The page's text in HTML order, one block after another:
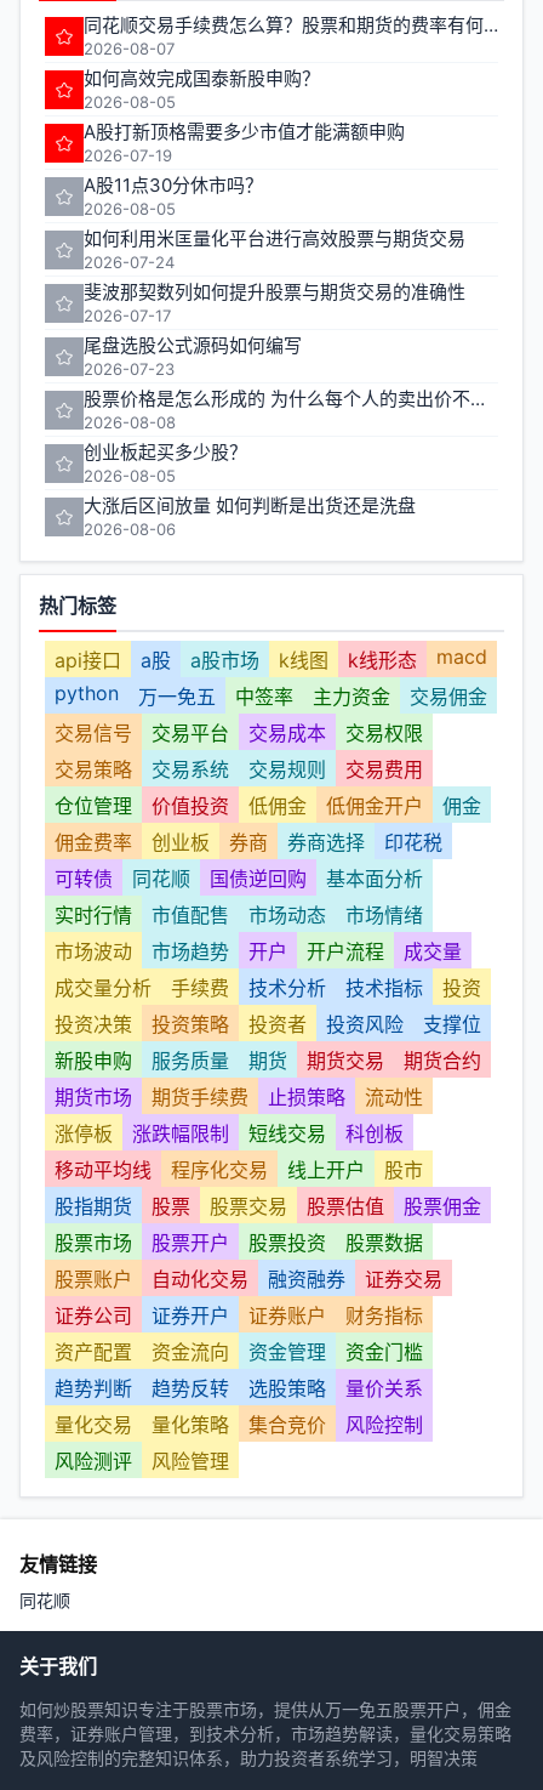
同花顺交易手续费怎么算？股票和期货的费率有何不同？
2026-08-07
如何高效完成国泰新股申购？
2026-08-05
A股打新顶格需要多少市值才能满额申购
2026-07-19
A股11点30分休市吗？
2026-08-05
如何利用米匡量化平台进行高效股票与期货交易
2026-07-24
斐波那契数列如何提升股票与期货交易的准确性
2026-07-17
尾盘选股公式源码如何编写
2026-07-23
股票价格是怎么形成的 为什么每个人的卖出价不一样
2026-08-08
创业板起买多少股？
2026-08-05
大涨后区间放量 如何判断是出货还是洗盘
2026-08-06
热门标签
api接口 a股 a股市场 k线图 k线形态
macd
python
万一免五 中签率 主力资金
交易佣金
交易信号
交易平台 交易成本
交易权限
交易策略
交易系统 交易规则
交易费用
仓位管理
价值投资 低佣金 低佣金开户
佣金
佣金费率
创业板 券商 券商选择
印花税
可转债
同花顺 国债逆回购
基本面分析
实时行情
市值配售 市场动态
市场情绪
市场波动
市场趋势 开户 开户流程
成交量
成交量分析
手续费 技术分析 技术指标
投资
投资决策
投资策略 投资者 投资风险
支撑位
新股申购
服务质量 期货 期货交易
期货合约
期货市场
期货手续费 止损策略
流动性
涨停板
涨跌幅限制 短线交易
科创板
移动平均线
程序化交易 线上开户
股市
股指期货
股票 股票交易 股票估值
股票佣金
股票市场
股票开户 股票投资
股票数据
股票账户
自动化交易 融资融券
证券交易
证券公司
证券开户 证券账户
财务指标
资产配置
资金流向 资金管理
资金门槛
趋势判断
趋势反转 选股策略
量价关系
量化交易
量化策略 集合竞价
风险控制
风险测评
风险管理
友情链接
同花顺
关于我们
如何炒股票知识专注于股票市场，提供从万一免五股票开户，佣金
费率，证券账户管理，到技术分析，市场趋势解读，量化交易策略
及风险控制的完整知识体系，助力投资者系统学习，明智决策